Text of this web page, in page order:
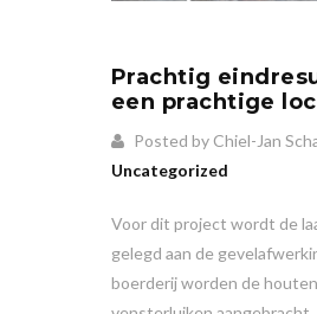
Prachtig
een prachtige
Posted by Chiel-Jan
Uncategorized
Voor dit project wordt de
gelegd aan de
boerderij worden de